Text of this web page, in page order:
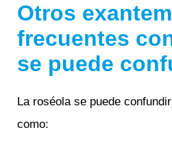
Otros
frecuentes
se puede
La roséola se puede
como: